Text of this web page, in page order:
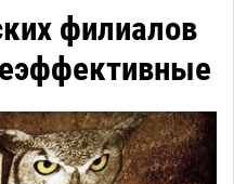
филиалов